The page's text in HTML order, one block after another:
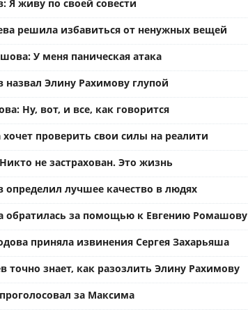
Я живу по своей совести
решила избавиться от ненужных вещей
У меня паническая атака
назвал Элину Рахимову глупой
Ну, вот, и все, как говорится
хочет проверить свои силы на реалити
не застрахован. Это жизнь
определил лучшее качество в людях
обратилась за помощью к Евгению Ромашову
приняла извинения Сергея Захарьяша
точно знает, как разозлить Элину Рахимову
за Максима